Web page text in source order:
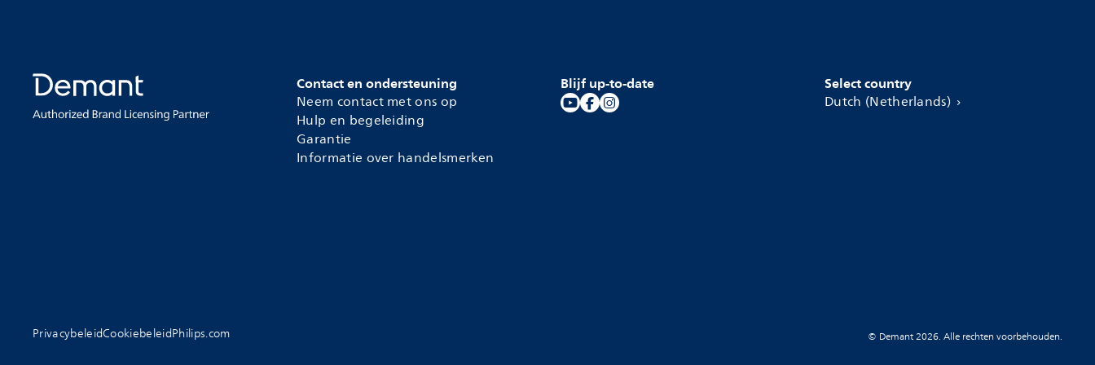
Contact en ondersteuning
Neem contact met ons op
Hulp en begeleiding
Garantie
Informatie over handelsmerken
Blijf up-to-date Select country
Dutch (Netherlands)
PrivacybeleidCookiebeleidPhilips.com © Demant 2026. Alle rechten voorbehouden.